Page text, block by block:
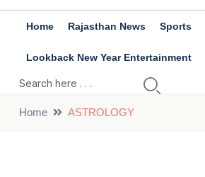
Home Rajasthan News Sports
Lookback New Year Entertainment
Home ASTROLOGY